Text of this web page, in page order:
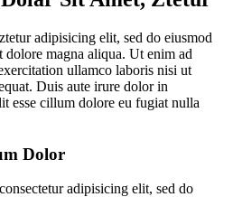
adipisicing elit, sed do eiusmod
magna aliqua. Ut enim ad
ullamco laboris nisi ut
Duis aute irure dolor in
esse cillum dolore eu fugiat nulla
Dolor
adipisicing elit, sed do